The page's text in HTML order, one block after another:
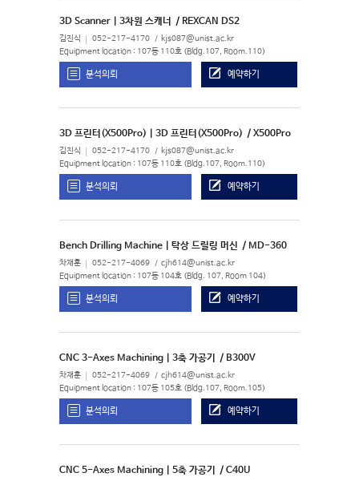
3D Scanner | 3차원 스캐너 / REXCAN DS2
김진식 052-217-4170 kjs087@unist.ac.kr
Equipment location : 107동 110호 (Bldg.107, Room.110)
분석의뢰 예약하기
3D 프린터(X500Pro) | 3D 프린터(X500Pro) / X500Pro
김진식 052-217-4170 kjs087@unist.ac.kr
Equipment location : 107동 110호 (Bldg.107, Room.110)
분석의뢰 예약하기
Bench Drilling Machine | 탁상 드릴링 머신 / MD-360
차재훈 052-217-4069 cjh614@unist.ac.kr
Equipment location : 107동 104호 (Bldg. 107, Room 104)
분석의뢰 예약하기
CNC 3-Axes Machining | 3축 가공기 / B300V
차재훈 052-217-4069 cjh614@unist.ac.kr
Equipment location : 107동 105호 (Bldg.107, Room.105)
분석의뢰 예약하기
CNC 5-Axes Machining | 5축 가공기 / C40U